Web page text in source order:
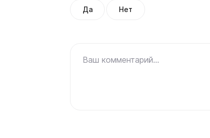
Да Нет
Ваш комментарий...